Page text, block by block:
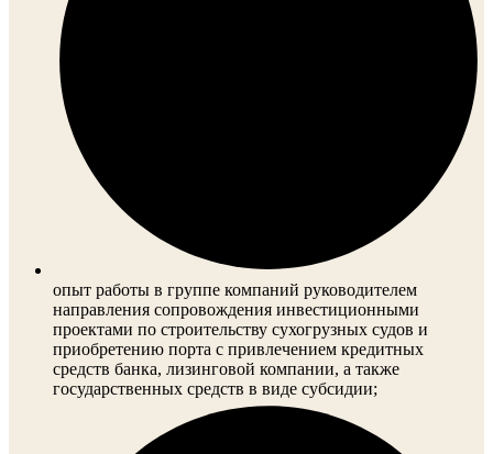
опыт работы в группе компаний руководителем
направления сопровождения инвестиционными
проектами по строительству сухогрузных судов и
приобретению порта с привлечением кредитных
средств банка, лизинговой компании, а также
государственных средств в виде субсидии;